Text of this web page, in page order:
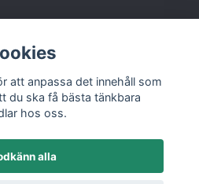
att anpassa det innehåll som
du ska få bästa tänkbara
hos oss.
alla